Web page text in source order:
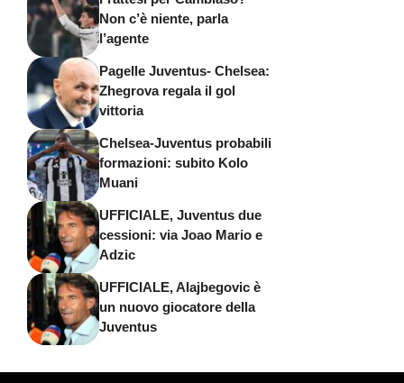
Non c’è niente, parla
l’agente
Pagelle Juventus- Chelsea:
Zhegrova regala il gol
vittoria
Chelsea-Juventus probabili
formazioni: subito Kolo
Muani
UFFICIALE, Juventus due
cessioni: via Joao Mario e
Adzic
UFFICIALE, Alajbegovic è
un nuovo giocatore della
Juventus